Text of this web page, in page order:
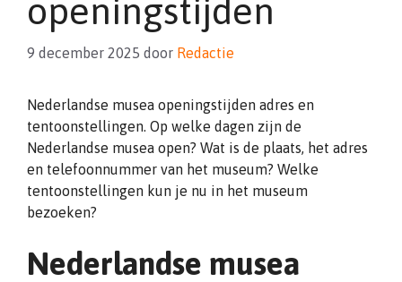
openingstijden
9 december 2025 door Redactie
Nederlandse musea openingstijden adres en
tentoonstellingen. Op welke dagen zijn de
Nederlandse musea open? Wat is de plaats, het adres
en telefoonnummer van het museum? Welke
tentoonstellingen kun je nu in het museum
bezoeken?
Nederlandse musea